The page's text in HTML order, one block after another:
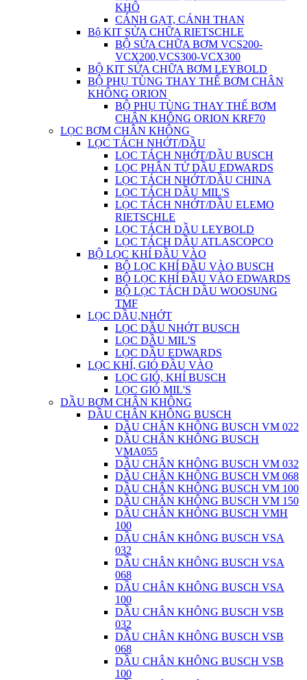
KHÔ
CÁNH GẠT, CÁNH THAN
Bộ KIT SỬA CHỮA RIETSCHLE
BỘ SỬA CHỮA BƠM VCS200-
VCX200,VCS300-VCX300
BỘ KIT SỬA CHỮA BƠM LEYBOLD
BỘ PHỤ TÙNG THAY THẾ BƠM CHÂN
KHÔNG ORION
BỘ PHỤ TÙNG THAY THẾ BƠM
CHÂN KHÔNG ORION KRF70
LỌC BƠM CHÂN KHÔNG
LỌC TÁCH NHỚT/DẦU
LỌC TÁCH NHỚT/DẦU BUSCH
LỌC PHÂN TỬ DẦU EDWARDS
LỌC TÁCH NHỚT/DẦU CHINA
LỌC TÁCH DẦU MIL'S
LỌC TÁCH NHỚT/DẦU ELEMO
RIETSCHLE
LỌC TÁCH DẦU LEYBOLD
LỌC TÁCH DẦU ATLASCOPCO
BỘ LỌC KHÍ ĐẦU VÀO
BỘ LỌC KHÍ ĐẦU VÀO BUSCH
BỘ LỌC KHÍ ĐẦU VÀO EDWARDS
BỘ LỌC TÁCH DẦU WOOSUNG
TMF
LỌC DẦU,NHỚT
LỌC DẦU NHỚT BUSCH
LỌC DẦU MIL'S
LỌC DẦU EDWARDS
LỌC KHÍ, GIÓ ĐẦU VÀO
LỌC GIÓ, KHÍ BUSCH
LỌC GIÓ MIL'S
DẦU BƠM CHÂN KHÔNG
DẦU CHÂN KHÔNG BUSCH
DẦU CHÂN KHÔNG BUSCH VM 022
DẦU CHÂN KHÔNG BUSCH
VMA055
DẦU CHÂN KHÔNG BUSCH VM 032
DẦU CHÂN KHÔNG BUSCH VM 068
DẦU CHÂN KHÔNG BUSCH VM 100
DẦU CHÂN KHÔNG BUSCH VM 150
DẦU CHÂN KHÔNG BUSCH VMH
100
DẦU CHÂN KHÔNG BUSCH VSA
032
DẦU CHÂN KHÔNG BUSCH VSA
068
DẦU CHÂN KHÔNG BUSCH VSA
100
DẦU CHÂN KHÔNG BUSCH VSB
032
DẦU CHÂN KHÔNG BUSCH VSB
068
DẦU CHÂN KHÔNG BUSCH VSB
100